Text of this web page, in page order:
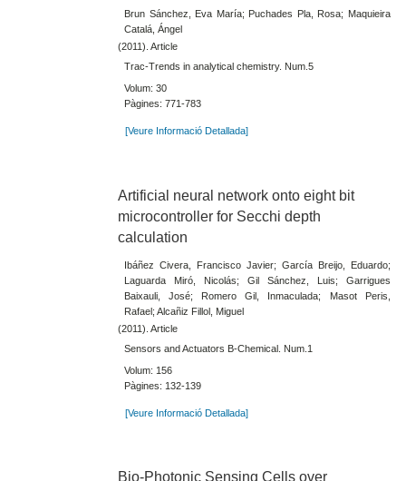
Brun Sánchez, Eva María; Puchades Pla, Rosa; Maquieira
Catalá, Ángel
(2011). Article
Trac-Trends in analytical chemistry. Num.5
Volum: 30
Pàgines: 771-783
[Veure Informació Detallada]
Artificial neural network onto eight bit
microcontroller for Secchi depth
calculation
Ibáñez Civera, Francisco Javier; García Breijo, Eduardo;
Laguarda Miró, Nicolás; Gil Sánchez, Luis; Garrigues
Baixauli, José; Romero Gil, Inmaculada; Masot Peris,
Rafael; Alcañiz Fillol, Miguel
(2011). Article
Sensors and Actuators B-Chemical. Num.1
Volum: 156
Pàgines: 132-139
[Veure Informació Detallada]
Bio-Photonic Sensing Cells over